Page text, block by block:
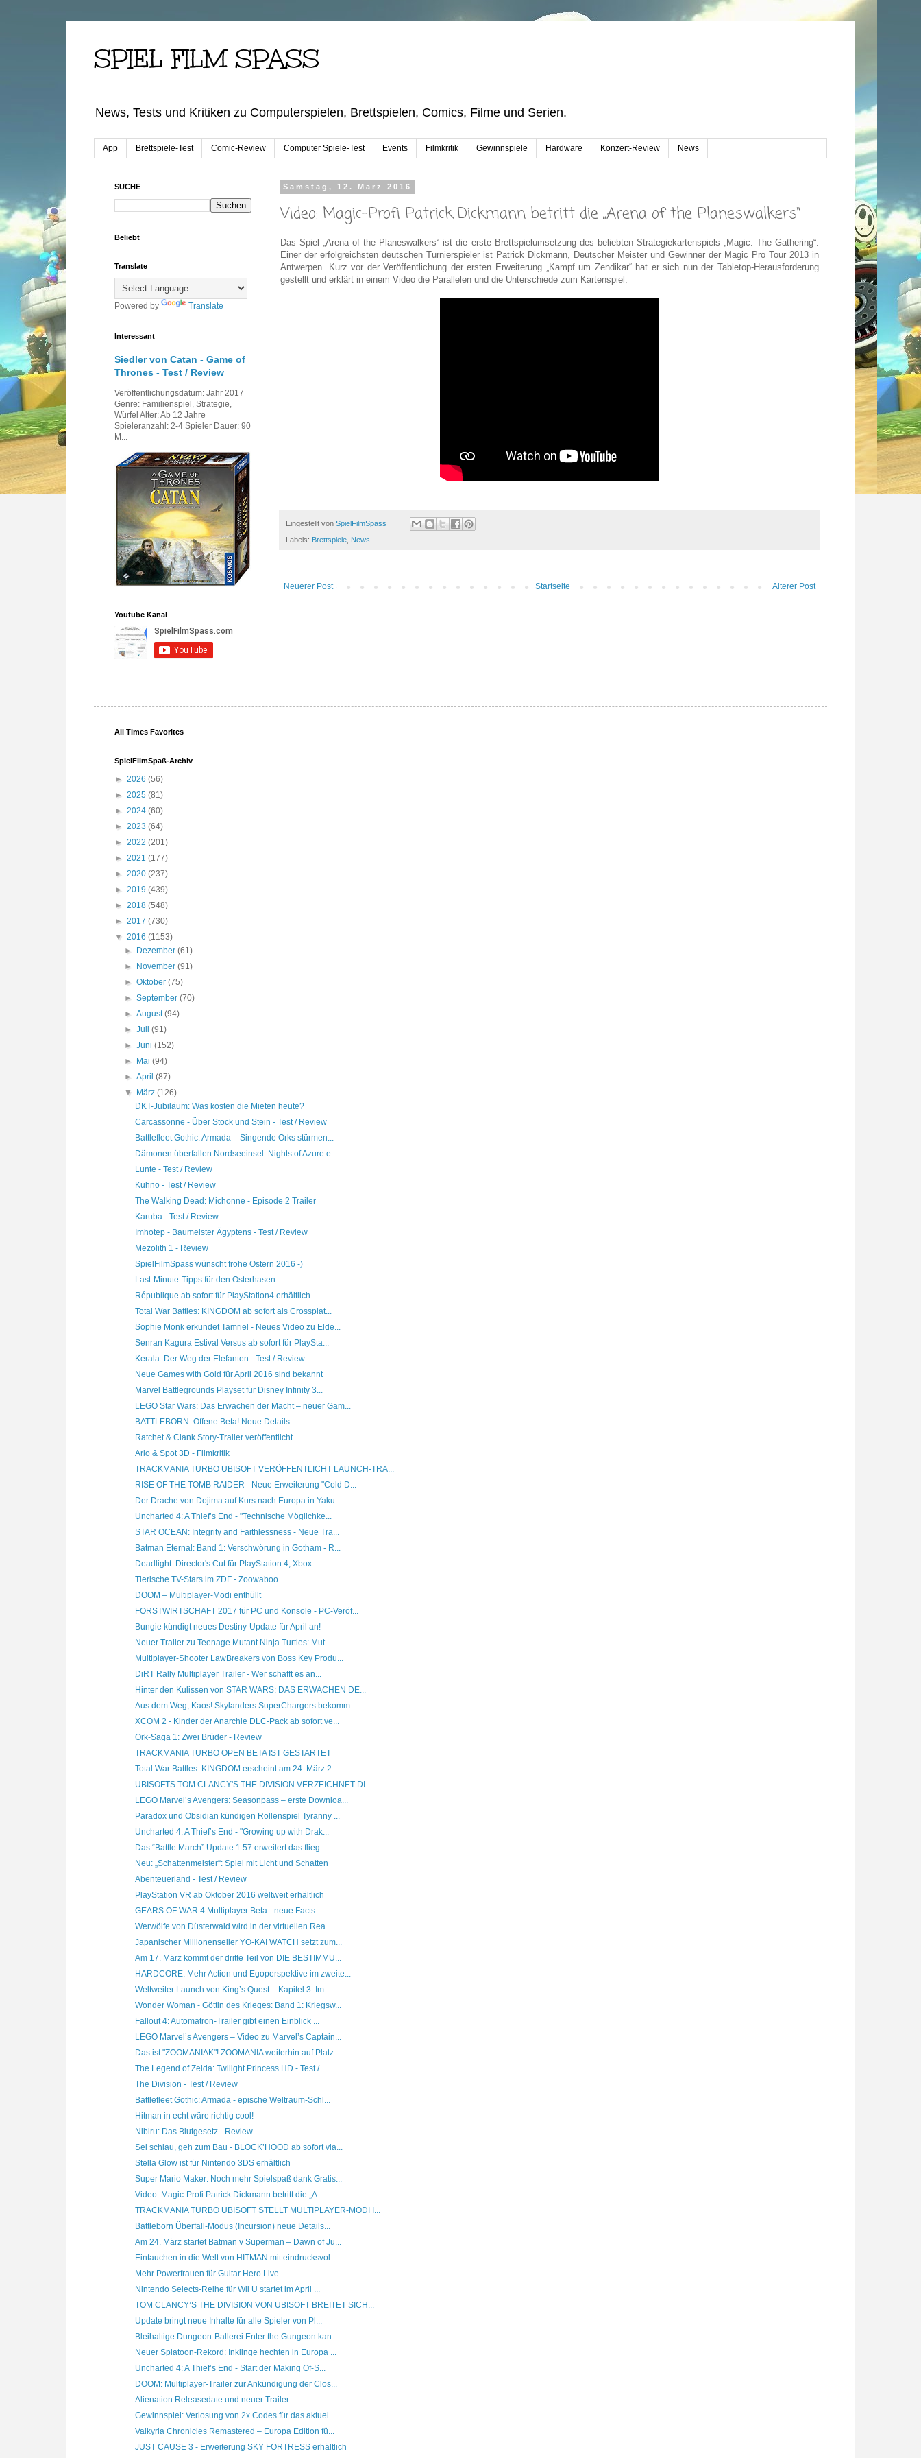
SPIEL FILM SPASS
News, Tests und Kritiken zu Computerspielen, Brettspielen, Comics, Filme und Serien.
App Brettspiele-Test Comic-Review Computer Spiele-Test Events Filmkritik Gewinnspiele Hardware Konzert-Review News
Samstag, 12. März 2016
Video: Magic-Profi Patrick Dickmann betritt die „Arena of the Planeswalkers“
Das Spiel „Arena of the Planeswalkers“ ist die erste Brettspielumsetzung des beliebten Strategiekartenspiels „Magic: The Gathering“.
Einer der erfolgreichsten deutschen Turnierspieler ist Patrick Dickmann, Deutscher Meister und Gewinner der Magic Pro Tour 2013 in
Antwerpen. Kurz vor der Veröffentlichung der ersten Erweiterung „Kampf um Zendikar“ hat er sich nun der Tabletop-Herausforderung
gestellt und erklärt in einem Video die Parallelen und die Unterschiede zum Kartenspiel.
Eingestellt von SpielFilmSpass
Labels: Brettspiele, News
Neuerer Post Älterer Post
Startseite
SUCHE
Beliebt
Translate
Powered by Translate
Interessant
Siedler von Catan - Game of
Thrones - Test / Review
Veröffentlichungsdatum: Jahr 2017
Genre: Familienspiel, Strategie,
Würfel Alter: Ab 12 Jahre
Spieleranzahl: 2-4 Spieler Dauer: 90
M...
Youtube Kanal
All Times Favorites
SpielFilmSpaß-Archiv
► 2026 (56)
► 2025 (81)
► 2024 (60)
► 2023 (64)
► 2022 (201)
► 2021 (177)
► 2020 (237)
► 2019 (439)
► 2018 (548)
► 2017 (730)
▼ 2016 (1153)
► Dezember(61)
► November(91)
►Oktober(75)
►September(70)
►August(94)
►Juli(91)
►Juni(152)
► Mai(94)
►April(87)
▼ März(126)
DKT-Jubiläum: Was kosten die Mieten heute?
Carcassonne - Über Stock und Stein - Test / Review
Battlefleet Gothic: Armada – Singende Orks stürmen...
Dämonen überfallen Nordseeinsel: Nights of Azure e...
Lunte - Test / Review
Kuhno - Test / Review
The Walking Dead: Michonne - Episode 2 Trailer
Karuba - Test / Review
Imhotep - Baumeister Ägyptens - Test / Review
Mezolith 1 - Review
SpielFilmSpass wünscht frohe Ostern 2016 -)
Last-Minute-Tipps für den Osterhasen
République ab sofort für PlayStation4 erhältlich
Total War Battles: KINGDOM ab sofort als Crossplat...
Sophie Monk erkundet Tamriel - Neues Video zu Elde...
Senran Kagura Estival Versus ab sofort für PlaySta...
Kerala: Der Weg der Elefanten - Test / Review
Neue Games with Gold für April 2016 sind bekannt
Marvel Battlegrounds Playset für Disney Infinity 3...
LEGO Star Wars: Das Erwachen der Macht – neuer Gam...
BATTLEBORN: Offene Beta! Neue Details
Ratchet & Clank Story-Trailer veröffentlicht
Arlo & Spot 3D - Filmkritik
TRACKMANIA TURBO UBISOFT VERÖFFENTLICHT LAUNCH-TRA...
RISE OF THE TOMB RAIDER - Neue Erweiterung "Cold D...
Der Drache von Dojima auf Kurs nach Europa in Yaku...
Uncharted 4: A Thief’s End - "Technische Möglichke...
STAR OCEAN: Integrity and Faithlessness - Neue Tra...
Batman Eternal: Band 1: Verschwörung in Gotham - R...
Deadlight: Director's Cut für PlayStation 4, Xbox ...
Tierische TV-Stars im ZDF - Zoowaboo
DOOM – Multiplayer-Modi enthüllt
FORSTWIRTSCHAFT 2017 für PC und Konsole - PC-Veröf...
Bungie kündigt neues Destiny-Update für April an!
Neuer Trailer zu Teenage Mutant Ninja Turtles: Mut...
Multiplayer-Shooter LawBreakers von Boss Key Produ...
DiRT Rally Multiplayer Trailer - Wer schafft es an...
Hinter den Kulissen von STAR WARS: DAS ERWACHEN DE...
Aus dem Weg, Kaos! Skylanders SuperChargers bekomm...
XCOM 2 - Kinder der Anarchie DLC-Pack ab sofort ve...
Ork-Saga 1: Zwei Brüder - Review
TRACKMANIA TURBO OPEN BETA IST GESTARTET
Total War Battles: KINGDOM erscheint am 24. März 2...
UBISOFTS TOM CLANCY'S THE DIVISION VERZEICHNET DI...
LEGO Marvel’s Avengers: Seasonpass – erste Downloa...
Paradox und Obsidian kündigen Rollenspiel Tyranny ...
Uncharted 4: A Thief’s End - "Growing up with Drak...
Das “Battle March” Update 1.57 erweitert das flieg...
Neu: „Schattenmeister“: Spiel mit Licht und Schatten
Abenteuerland - Test / Review
PlayStation VR ab Oktober 2016 weltweit erhältlich
GEARS OF WAR 4 Multiplayer Beta - neue Facts
Werwölfe von Düsterwald wird in der virtuellen Rea...
Japanischer Millionenseller YO-KAI WATCH setzt zum...
Am 17. März kommt der dritte Teil von DIE BESTIMMU...
HARDCORE: Mehr Action und Egoperspektive im zweite...
Weltweiter Launch von King’s Quest – Kapitel 3: Im...
Wonder Woman - Göttin des Krieges: Band 1: Kriegsw...
Fallout 4: Automatron-Trailer gibt einen Einblick ...
LEGO Marvel’s Avengers – Video zu Marvel’s Captain...
Das ist "ZOOMANIAK"! ZOOMANIA weiterhin auf Platz ...
The Legend of Zelda: Twilight Princess HD - Test /...
The Division - Test / Review
Battlefleet Gothic: Armada - epische Weltraum-Schl...
Hitman in echt wäre richtig cool!
Nibiru: Das Blutgesetz - Review
Sei schlau, geh zum Bau - BLOCK’HOOD ab sofort via...
Stella Glow ist für Nintendo 3DS erhältlich
Super Mario Maker: Noch mehr Spielspaß dank Gratis...
Video: Magic-Profi Patrick Dickmann betritt die „A...
TRACKMANIA TURBO UBISOFT STELLT MULTIPLAYER-MODI I...
Battleborn Überfall-Modus (Incursion) neue Details...
Am 24. März startet Batman v Superman – Dawn of Ju...
Eintauchen in die Welt von HITMAN mit eindrucksvol...
Mehr Powerfrauen für Guitar Hero Live
Nintendo Selects-Reihe für Wii U startet im April ...
TOM CLANCY’S THE DIVISION VON UBISOFT BREITET SICH...
Update bringt neue Inhalte für alle Spieler von Pl...
Bleihaltige Dungeon-Ballerei Enter the Gungeon kan...
Neuer Splatoon-Rekord: Inklinge hechten in Europa ...
Uncharted 4: A Thief’s End - Start der Making Of-S...
DOOM: Multiplayer-Trailer zur Ankündigung der Clos...
Alienation Releasedate und neuer Trailer
Gewinnspiel: Verlosung von 2x Codes für das aktuel...
Valkyria Chronicles Remastered – Europa Edition fü...
JUST CAUSE 3 - Erweiterung SKY FORTRESS erhältlich